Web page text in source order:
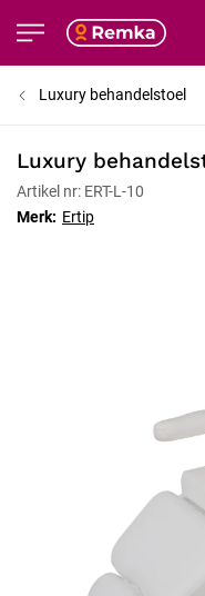
Luxury behandelstoel
Luxury
Artikel nr: ERT-L-10
Merk: Ertip